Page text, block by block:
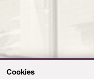
Cookies